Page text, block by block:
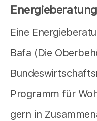
Eine
Bafa (Die
Programm für
gern in